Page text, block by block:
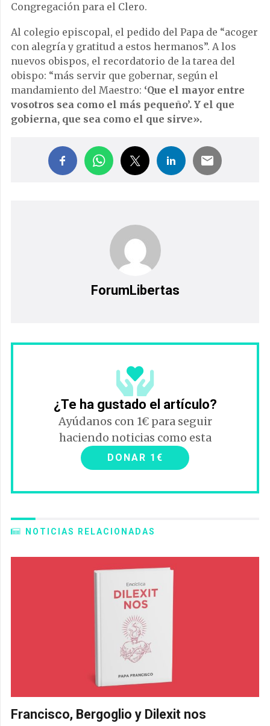
Congregación para el Clero.
Al colegio episcopal, el pedido del Papa de “acoger
con alegría y gratitud a estos hermanos”. A los
nuevos obispos, el recordatorio de la tarea del
obispo: “más servir que gobernar, según el
mandamiento del Maestro: ‘Que el mayor entre
vosotros sea como el más pequeño’. Y el que
gobierna, que sea como el que sirve».
ForumLibertas
¿Te ha gustado el artículo?
Ayúdanos con 1€ para seguir
haciendo noticias como esta
DONAR 1€
NOTICIAS RELACIONADAS
Francisco, Bergoglio y Dilexit nos